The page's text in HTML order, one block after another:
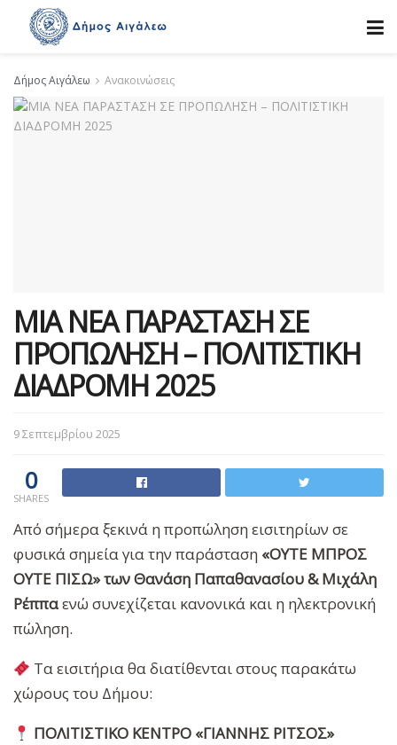
Δήμος Αιγάλεω Ανακοινώσεις
ΜΙΑ ΝΕΑ ΠΑΡΑΣΤΑΣΗ ΣΕ
ΠΡΟΠΩΛΗΣΗ – ΠΟΛΙΤΙΣΤΙΚΗ
ΔΙΑΔΡΟΜΗ 2025
9 Σεπτεμβρίου 2025
0
SHARES
Από σήμερα ξεκινά η προπώληση εισιτηρίων σε
φυσικά σημεία για την παράσταση «ΟΥΤΕ ΜΠΡΟΣ
ΟΥΤΕ ΠΙΣΩ»των Θανάση Παπαθανασίου & Μιχάλη
Ρέππαενώ συνεχίζεται κανονικά και η ηλεκτρονική
πώληση.
Τα εισιτήρια θα διατίθενται στους παρακάτω
χώρους του Δήμου:
ΠΟΛΙΤΙΣΤΙΚΟ ΚΕΝΤΡΟ «ΓΙΑΝΝΗΣ ΡΙΤΣΟΣ»